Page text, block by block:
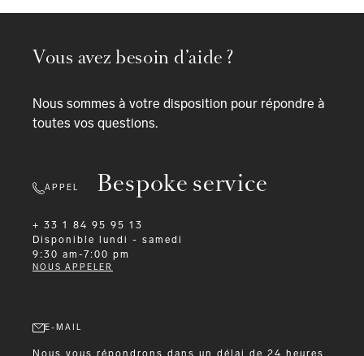
Bespoke service
Vous avez besoin d’aide ?
Nous sommes à votre disposition pour répondre à
toutes vos questions.
APPEL
+ 33 1 84 95 95 13
Disponible
lundi - samedi
9:30 am-7:00 pm
NOUS APPELER
E-MAIL
Nous vous répondrons dans un délai de 24 heures